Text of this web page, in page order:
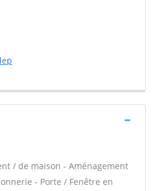
/ de maison - Aménagement
- Porte / Fenêtre en